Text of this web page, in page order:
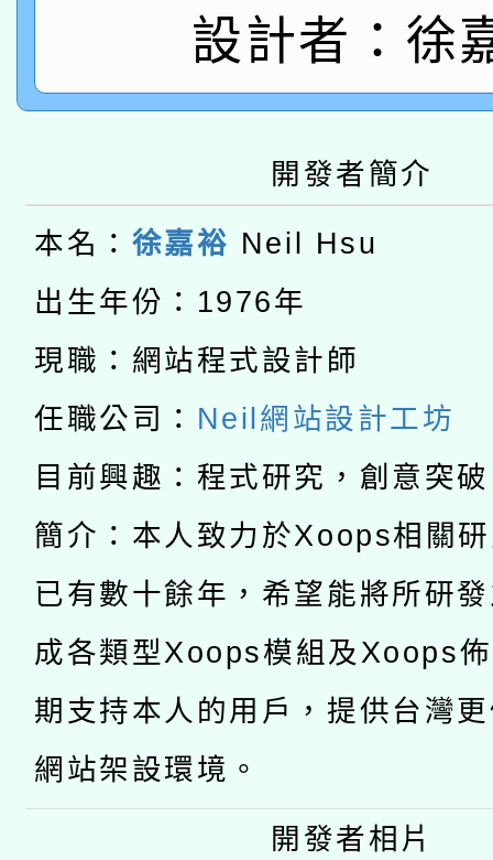
薪期間赴陸應申請許可
轉知經濟部水利署委託
業技術研究院辦理「
用水績優單位及節水達
動」
115年8月22日(星期六
開 智慧啟航」
本校115學年度第2次
招甄選結果公告(無人
招)
適應運動共學行動站研
本館辦理115年度閱讀
暨閱讀推動專業研習
科技賦能─人工智慧
礎課程
A3數位素養講師名單
「數位內容與教學軟體
pilot」
有關大陸委員會函釋公
薪期間赴陸應申請許可
轉知經濟部水利署委託
業技術研究院辦理「
用水績優單位及節水達
動」
115年8月22日(星期六
桃園市孔廟祈福系列
開 智慧啟航」
2026年桃園地景藝術
設計者：徐
開發者簡介
本名： 徐嘉裕 Neil Hsu
出生年份：1976年
現職：網站程式設計師
任職公司： Neil網站設計工坊
目前興趣：程式研究，創意突
簡介：本人致力於Xoops相關
已有數十餘年，希望能將所研
成各類型Xoops模組及Xoops
期支持本人的用戶，提供台灣
網站架設環境。
開發者相片